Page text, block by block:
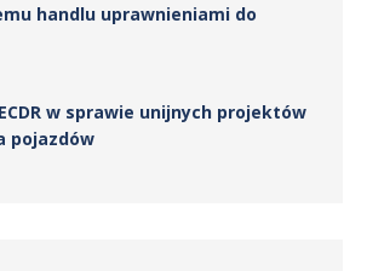
handlu uprawnieniami do
w sprawie unijnych projektów
pojazdów